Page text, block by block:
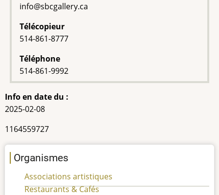
info@sbcgallery.ca
Télécopieur
514-861-8777
Téléphone
514-861-9992
Info en date du :
2025-02-08
NEQ
1164559727
Organismes
Associations artistiques
Restaurants & Cafés